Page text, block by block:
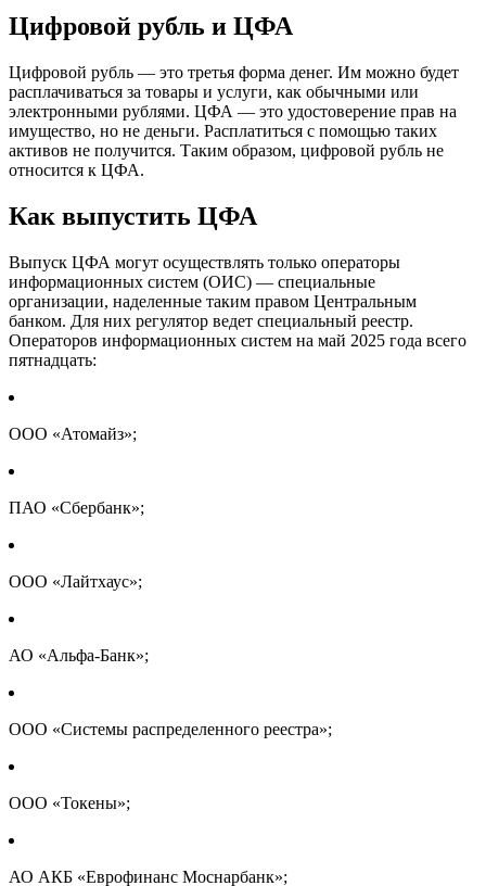
Цифровой рубль и ЦФА
Цифровой рубль — это третья форма денег. Им можно будет
расплачиваться за товары и услуги, как обычными или
электронными рублями. ЦФА — это удостоверение прав на
имущество, но не деньги. Расплатиться с помощью таких
активов не получится. Таким образом, цифровой рубль не
относится к ЦФА.
Как выпустить ЦФА
Выпуск ЦФА могут осуществлять только операторы
информационных систем (ОИС) — специальные
организации, наделенные таким правом Центральным
банком. Для них регулятор ведет специальный реестр.
Операторов информационных систем на май 2025 года всего
пятнадцать:
ООО «Атомайз»;
ПАО «Сбербанк»;
ООО «Лайтхаус»;
АО «Альфа-Банк»;
ООО «Системы распределенного реестра»;
ООО «Токены»;
АО АКБ «Еврофинанс Моснарбанк»;